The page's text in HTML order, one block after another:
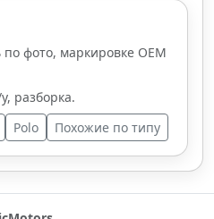
по фото, маркировке OEM
разборка.
Polo Похожие по типу